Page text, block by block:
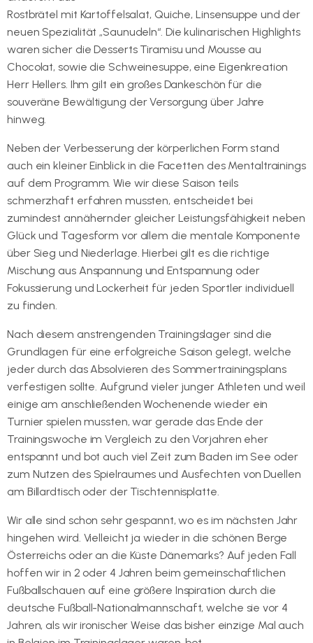
Rostbrätel mit Kartoffelsalat, Quiche, Linsensuppe und der
neuen Spezialität „Saunudeln“. Die kulinarischen Highlights
waren sicher die Desserts Tiramisu und Mousse au
Chocolat, sowie die Schweinesuppe, eine Eigenkreation
Herr Hellers. Ihm gilt ein großes Dankeschön für die
souveräne Bewältigung der Versorgung über Jahre
hinweg.
Neben der Verbesserung der körperlichen Form stand
auch ein kleiner Einblick in die Facetten des Mentaltrainings
auf dem Programm. Wie wir diese Saison teils
schmerzhaft erfahren mussten, entscheidet bei
zumindest annähernder gleicher Leistungsfähigkeit neben
Glück und Tagesform vor allem die mentale Komponente
über Sieg und Niederlage. Hierbei gilt es die richtige
Mischung aus Anspannung und Entspannung oder
Fokussierung und Lockerheit für jeden Sportler individuell
zu finden.
Nach diesem anstrengenden Trainingslager sind die
Grundlagen für eine erfolgreiche Saison gelegt, welche
jeder durch das Absolvieren des Sommertrainingsplans
verfestigen sollte. Aufgrund vieler junger Athleten und weil
einige am anschließenden Wochenende wieder ein
Turnier spielen mussten, war gerade das Ende der
Trainingswoche im Vergleich zu den Vorjahren eher
entspannt und bot auch viel Zeit zum Baden im See oder
zum Nutzen des Spielraumes und Ausfechten von Duellen
am Billardtisch oder der Tischtennisplatte.
Wir alle sind schon sehr gespannt, wo es im nächsten Jahr
hingehen wird. Vielleicht ja wieder in die schönen Berge
Österreichs oder an die Küste Dänemarks? Auf jeden Fall
hoffen wir in 2 oder 4 Jahren beim gemeinschaftlichen
Fußballschauen auf eine größere Inspiration durch die
deutsche Fußball-Nationalmannschaft, welche sie vor 4
Jahren, als wir ironischer Weise das bisher einzige Mal auch